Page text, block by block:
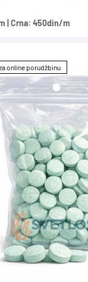
| Crna: 450din/m
online porudžbinu